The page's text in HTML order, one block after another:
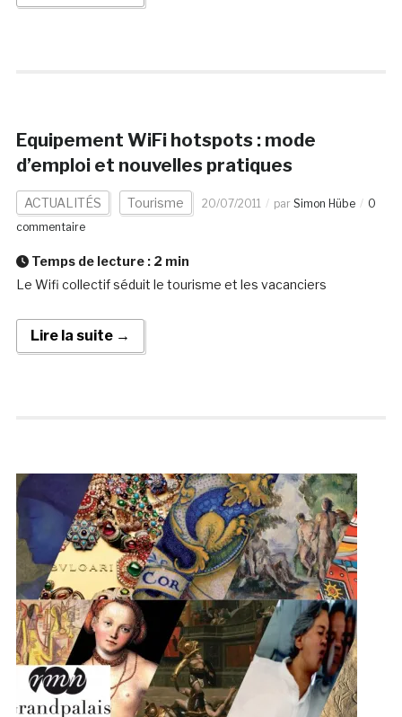
Equipement WiFi hotspots : mode
d’emploi et nouvelles pratiques
ACTUALITÉS Tourisme 20/07/2011 par Simon Hübe
0
commentaire
Temps de lecture : 2 min
Le Wifi collectif séduit le tourisme et les vacanciers
Lire la suite →